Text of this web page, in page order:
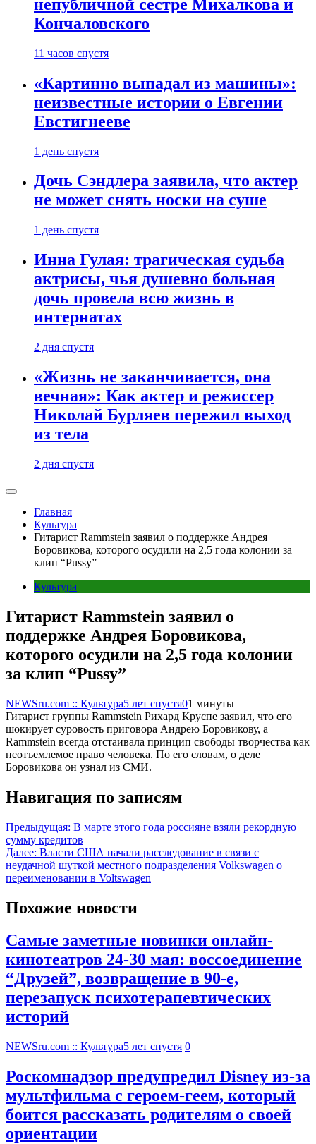
непубличной сестре Михалкова и
Кончаловского
11 часов спустя
«Картинно выпадал из машины»:
неизвестные истории о Евгении
Евстигнееве
1 день спустя
Дочь Сэндлера заявила, что актер
не может снять носки на суше
1 день спустя
Инна Гулая: трагическая судьба
актрисы, чья душевно больная
дочь провела всю жизнь в
интернатах
2 дня спустя
«Жизнь не заканчивается, она
вечная»: Как актер и режиссер
Николай Бурляев пережил выход
из тела
2 дня спустя
Главная
Культура
Гитарист Rammstein заявил о поддержке Андрея
Боровикова, которого осудили на 2,5 года колонии за
клип “Pussy”
Культура
Гитарист Rammstein заявил о
поддержке Андрея Боровикова,
которого осудили на 2,5 года колонии
за клип “Pussy”
NEWSru.com :: Культура5 лет спустя01 минуты
Гитарист группы Rammstein Рихард Круспе заявил, что его
шокирует суровость приговора Андрею Боровикову, а
Rammstein всегда отстаивала принцип свободы творчества как
неотъемлемое право человека. По его словам, о деле
Боровикова он узнал из СМИ.
Навигация по записям
Предыдущая: В марте этого года россияне взяли рекордную
сумму кредитов
Далее: Власти США начали расследование в связи с
неудачной шуткой местного подразделения Volkswagen о
переименовании в Voltswagen
Похожие новости
Самые заметные новинки онлайн-
кинотеатров 24-30 мая: воссоединение
“Друзей”, возвращение в 90-е,
перезапуск психотерапевтических
историй
NEWSru.com :: Культура5 лет спустя 0
Роскомнадзор предупредил Disney из-за
мультфильма c героем-геем, который
боится рассказать родителям о своей
ориентации